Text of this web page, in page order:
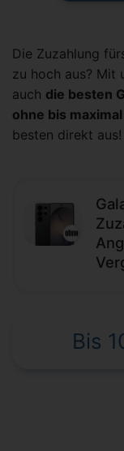
Die Zuzahlung
zu hoch aus? Mit
auch die besten
ohne bis
besten direkt aus!
Bis